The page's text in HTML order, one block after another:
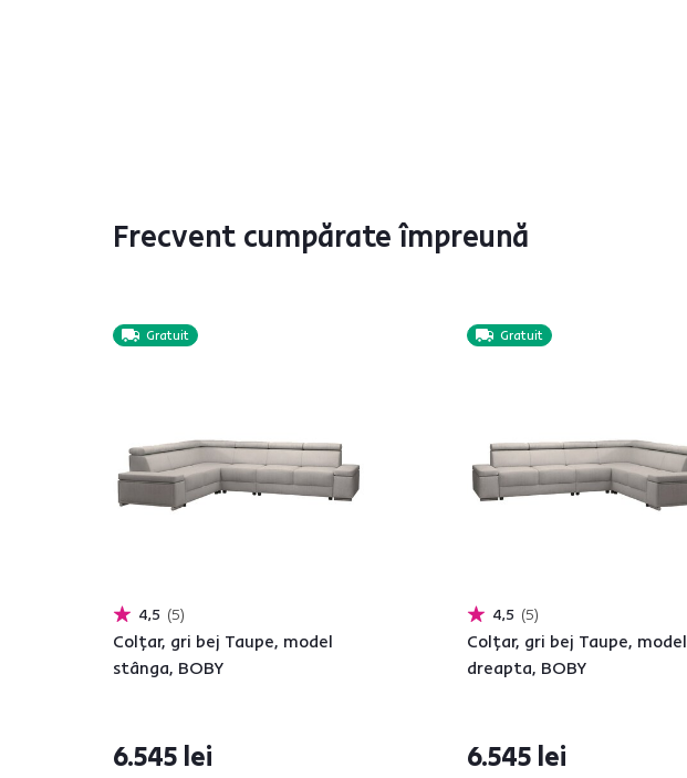
Frecvent cumpărate împreună
Gratuit
4,5 5
Colţar, gri bej Taupe, model
stânga, BOBY
6.545 lei
Gratuit
4,5 5
Colţar, gri bej Taupe, model
dreapta, BOBY
6.545 lei